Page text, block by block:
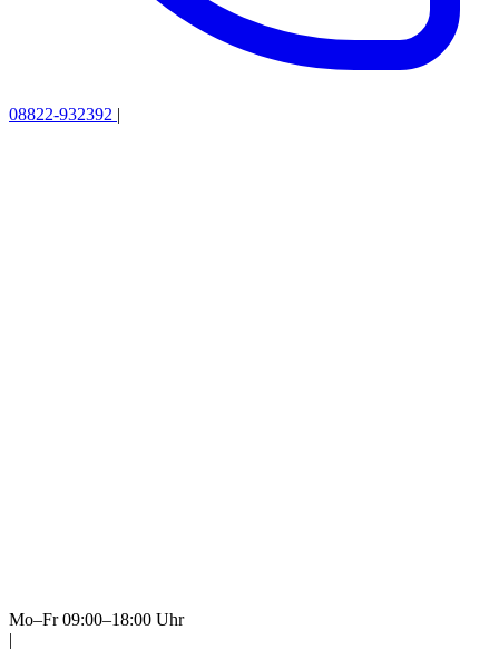
08822-932392 |
Mo–Fr 09:00–18:00 Uhr
|